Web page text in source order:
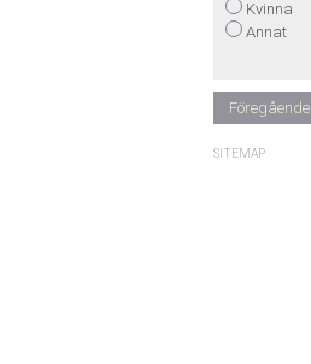
Kvinna
Annat
Föregående
SITEMAP